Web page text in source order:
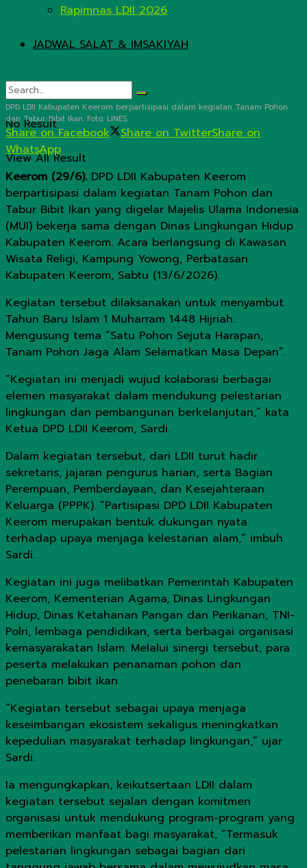
Rapimnas LDII 2026
JADWAL SALAT & IMSAKIYAH
No Result
View All Result
DPD LDII Kabupaten Keerom berpartisipasi dalam kegiatan Tanam Pohon
dan Tabur Bibit Ikan. Foto: LINES.
Share on Facebook Share on TwitterShare on
WhatsApp
Keerom (29/6). DPD LDII Kabupaten Keerom
berpartisipasi dalam kegiatan Tanam Pohon dan
Tabur Bibit Ikan yang digelar Majelis Ulama Indonesia
(MUI) bekerja sama dengan Dinas Lingkungan Hidup
Kabupaten Keerom. Acara berlangsung di Kawasan
Wisata Religi, Kampung Yowong, Perbatasan
Kabupaten Keerom, Sabtu (13/6/2026).
Kegiatan tersebut dilaksanakan untuk menyambut
Tahun Baru Islam 1 Muharram 1448 Hijriah.
Mengusung tema “Satu Pohon Sejuta Harapan,
Tanam Pohon Jaga Alam Selamatkan Masa Depan”.
“Kegiatan ini menjadi wujud kolaborasi berbagai
elemen masyarakat dalam mendukung pelestarian
lingkungan dan pembangunan berkelanjutan,” kata
Ketua DPD LDII Keerom, Sardi.
Dalam kegiatan tersebut, dari LDII turut hadir
sekretaris, jajaran pengurus harian, serta Bagian
Perempuan, Pemberdayaan, dan Kesejahteraan
Keluarga (PPPK). “Partisipasi DPD LDII Kabupaten
Keerom merupakan bentuk dukungan nyata
terhadap upaya menjaga kelestarian alam,” imbuh
Sardi.
Kegiatan ini juga melibatkan Pemerintah Kabupaten
Keerom, Kementerian Agama, Dinas Lingkungan
Hidup, Dinas Ketahanan Pangan dan Perikanan, TNI-
Polri, lembaga pendidikan, serta berbagai organisasi
kemasyarakatan Islam. Melalui sinergi tersebut, para
peserta melakukan penanaman pohon dan
penebaran bibit ikan.
“Kegiatan tersebut sebagai upaya menjaga
keseimbangan ekosistem sekaligus meningkatkan
kepedulian masyarakat terhadap lingkungan,” ujar
Sardi.
Ia mengungkapkan, keikutsertaan LDII dalam
kegiatan tersebut sejalan dengan komitmen
organisasi untuk mendukung program-program yang
memberikan manfaat bagi masyarakat, “Termasuk
pelestarian lingkungan sebagai bagian dari